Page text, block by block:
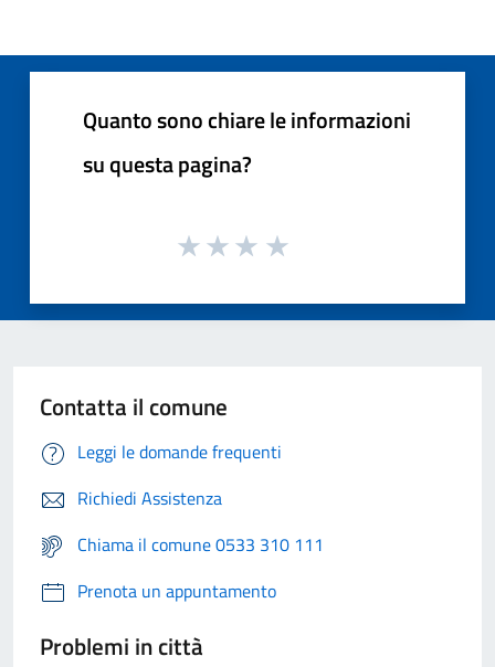
Quanto sono chiare le informazioni
su questa pagina?
Contatta il comune
Leggi le domande frequenti
Richiedi Assistenza
Chiama il comune 0533 310 111
Prenota un appuntamento
Problemi in città